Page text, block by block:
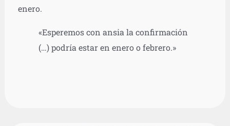
enero.
«Esperemos con ansia la confirmación
(…) podría estar en enero o febrero.»